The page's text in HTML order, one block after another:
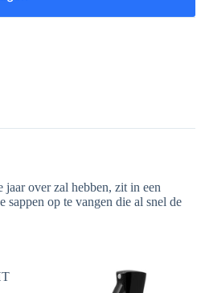
over zal hebben, zit in een
op te vangen die al snel de